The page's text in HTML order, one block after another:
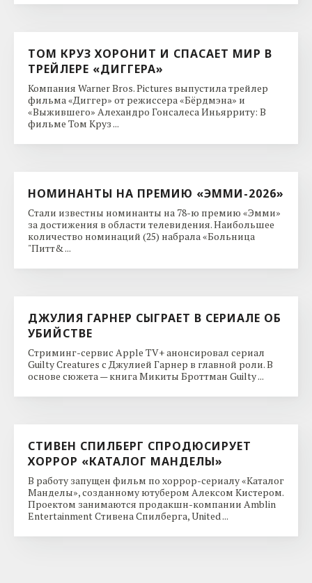
ТОМ КРУЗ ХОРОНИТ И СПАСАЕТ МИР В
ТРЕЙЛЕРЕ «ДИГГЕРА»
Компания Warner Bros. Pictures выпустила трейлер
фильма «Диггер» от режиссера «Бёрдмэна» и
«Выжившего» Алехандро Гонсалеса Иньярриту: В
фильме Том Круз ...
НОМИНАНТЫ НА ПРЕМИЮ «ЭММИ-2026»
Стали известны номинанты на 78-ю премию «Эмми»
за достижения в области телевидения. Наибольшее
количество номинаций (25) набрала «Больница
"Питт& ...
ДЖУЛИЯ ГАРНЕР СЫГРАЕТ В СЕРИАЛЕ ОБ
УБИЙСТВЕ
Стриминг-сервис Apple TV+ анонсировал сериал
Guilty Creatures с Джулией Гарнер в главной роли. В
основе сюжета — книга Микиты Броттман Guilty ...
СТИВЕН СПИЛБЕРГ СПРОДЮСИРУЕТ
ХОРРОР «КАТАЛОГ МАНДЕЛЫ»
В работу запущен фильм по хоррор-сериалу «Каталог
Манделы», созданному ютубером Алексом Кистером.
Проектом занимаются продакшн-компании Amblin
Entertainment Стивена Спилберга, United ...